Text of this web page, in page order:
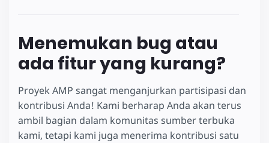
Menemukan bug atau
ada fitur yang kurang?
Proyek AMP sangat menganjurkan partisipasi dan
kontribusi Anda! Kami berharap Anda akan terus
ambil bagian dalam komunitas sumber terbuka
kami, tetapi kami juga menerima kontribusi satu